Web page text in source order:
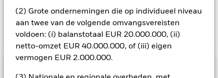
(2) Grote ondernemingen die op individueel niveau
aan twee van de volgende omvangsvereisten
voldoen: (i) balanstotaal EUR 20.000.000, (ii)
netto-omzet EUR 40.000.000, of (iii) eigen
vermogen EUR 2.000.000.
Toon minder